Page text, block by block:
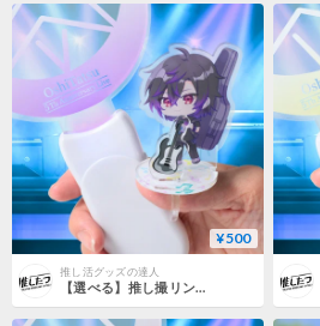
¥500
推し活グッズの達人
【選べる】推し撮リング ライブシリーズ ギター 全9色